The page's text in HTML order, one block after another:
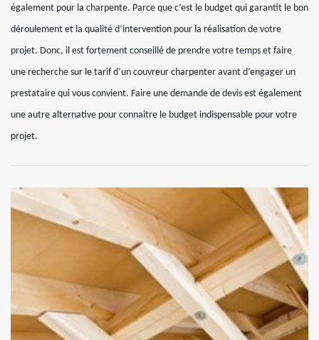
également pour la charpente. Parce que c’est le budget qui garantit le bon
déroulement et la qualité d’intervention pour la réalisation de votre
projet. Donc, il est fortement conseillé de prendre votre temps et faire
une recherche sur le tarif d’un couvreur charpenter avant d’engager un
prestataire qui vous convient. Faire une demande de devis est également
une autre alternative pour connaitre le budget indispensable pour votre
projet.